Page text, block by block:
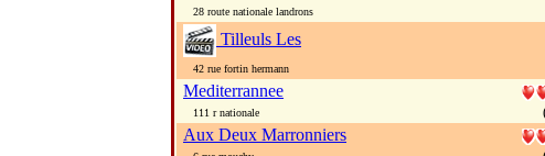
28 route nationale landrons
Tilleuls Les
42 rue fortin hermann
Mediterrannee
111 r nationale
Aux Deux Marronniers